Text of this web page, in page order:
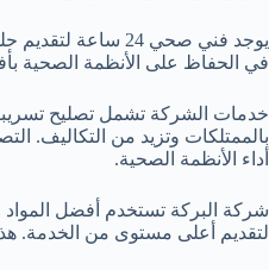
يوجد فني صحي 24
في الحفاظ على الأنظمة الصحية
خدمات الشركة تشمل تصليح
بالممتلكات وتزيد من التكاليف.
أداء الأنظمة الصحية.
شركة البركة تستخدم أفضل المواد
لتقديم أعلى مستوى من الخدمة.